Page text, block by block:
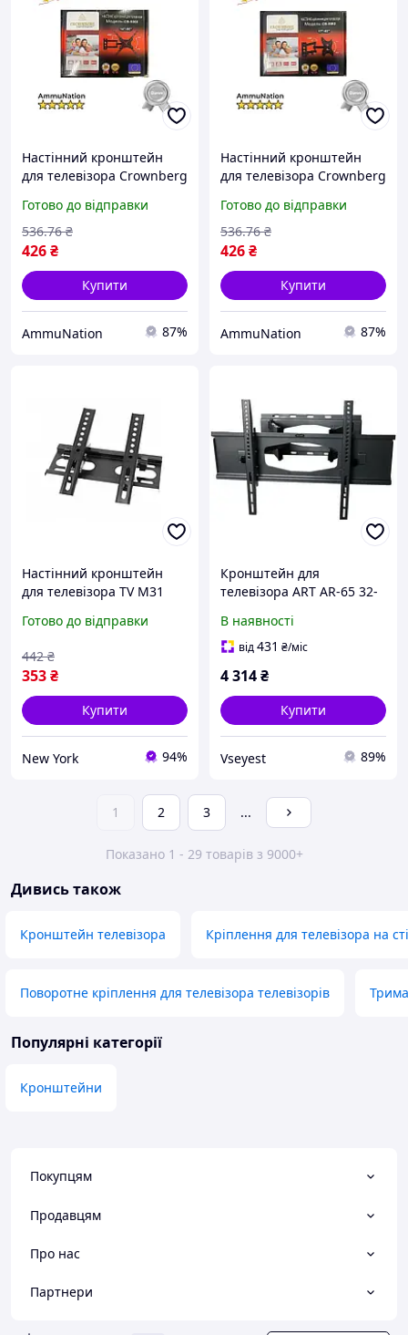
Настінний кронштейн
для телевізора Crownberg
кріплення 14-55",
навантаження до 25 кг
Готово до відправки
426₴
536.76 ₴
Купити
AmmuNation 87%
Настінний кронштейн
для телевізора Crownberg
універсальне кріплення
для LCD LED Plasma TV
Готово до відправки
426₴
536.76 ₴
Купити
AmmuNation 87%
Настінний кронштейн
для телевізора TV M31
14 32 дюйма newyork
Готово до відправки
353₴
442 ₴
Купити
New York 94%
Кронштейн для
телевізора ART AR-65 32-
універсальний
В наявності
від431 ₴/міс
4 314₴
Купити
Vseyest 89%
1 2 3 ...
Показано 1 - 29 товарів з 9000+
Дивись також
Кронштейн телевізора Кріплення для телевізора на
Поворотне кріплення для телевізора телевізорів
Популярні категорії
Кронштейни
Покупцям
Продавцям
Про нас
Партнери